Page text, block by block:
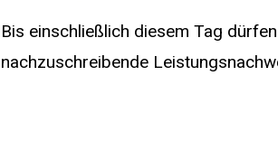
Bis einschließlich diesem Tag
nachzuschreibende